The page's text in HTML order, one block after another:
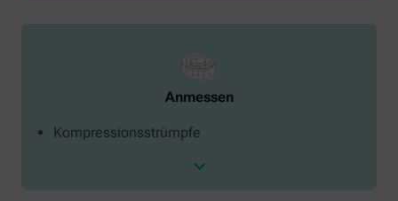
Anmessen
Kompressionsstrümpfe